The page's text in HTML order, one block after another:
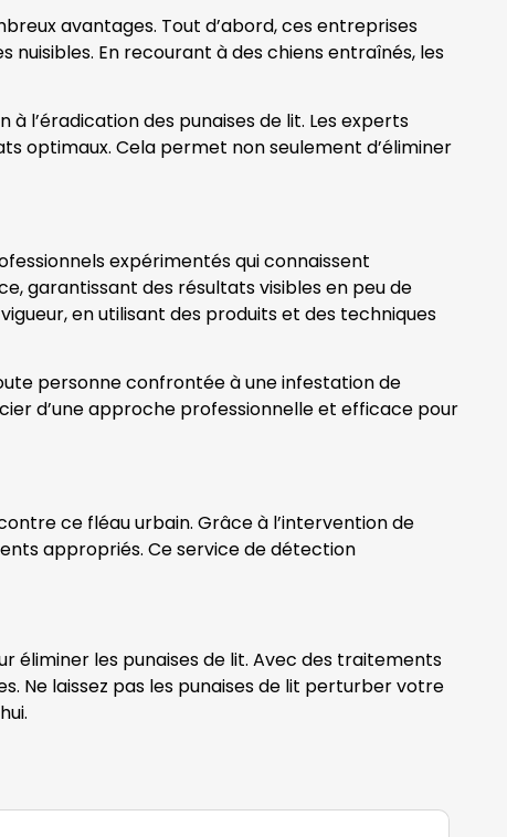
avantages. Tout d’abord, ces entreprises
En recourant à des chiens entraînés, les
l’éradication des punaises de lit. Les experts
optimaux. Cela permet non seulement d’éliminer
expérimentés qui connaissent
garantissant des résultats visibles en peu de
en utilisant des produits et des techniques
personne confrontée à une infestation de
d’une approche professionnelle et efficace pour
ce fléau urbain. Grâce à l’intervention de
appropriés. Ce service de détection
éliminer les punaises de lit. Avec des traitements
Ne laissez pas les punaises de lit perturber votre